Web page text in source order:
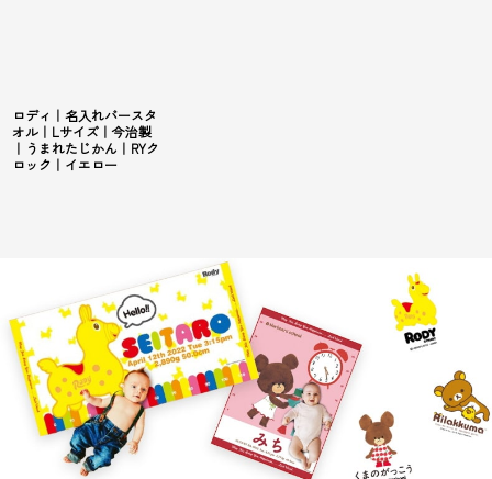
ロディ｜名入れバースタ
オル｜Lサイズ｜今治製
｜うまれたじかん｜RYク
ロック｜イエロー